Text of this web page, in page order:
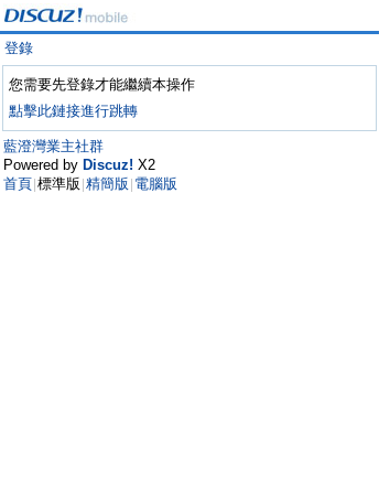
登錄
您需要先登錄才能繼續本操作
點擊此鏈接進行跳轉
藍澄灣業主社群
Powered by Discuz! X2
首頁 標準版 精簡版 電腦版